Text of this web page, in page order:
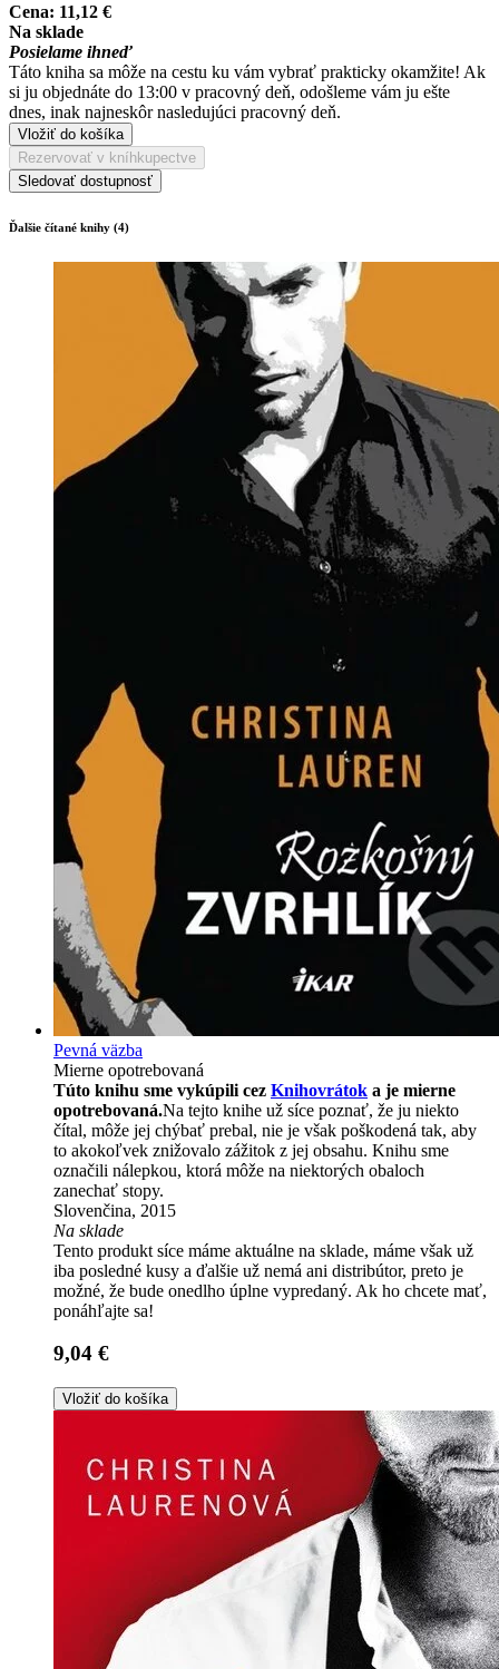
Cena: 11,12 €
Na sklade
Posielame ihneď
Táto kniha sa môže na cestu ku vám vybrať prakticky okamžite! Ak
si ju objednáte do 13:00 v pracovný deň, odošleme vám ju ešte
dnes, inak najneskôr nasledujúci pracovný deň.
Vložiť do košíka
Rezervovať v kníhkupectve
Sledovať dostupnosť
Ďalšie čítané knihy (4)
Pevná väzba
Mierne opotrebovaná
Túto knihu sme vykúpili cez Knihovrátok a je mierne
opotrebovaná.Na tejto knihe už síce poznať, že ju niekto
čítal, môže jej chýbať prebal, nie je však poškodená tak, aby
to akokoľvek znižovalo zážitok z jej obsahu. Knihu sme
označili nálepkou, ktorá môže na niektorých obaloch
zanechať stopy.
Slovenčina, 2015
Na sklade
Tento produkt síce máme aktuálne na sklade, máme však už
iba posledné kusy a ďalšie už nemá ani distribútor, preto je
možné, že bude onedlho úplne vypredaný. Ak ho chcete mať,
ponáhľajte sa!
9,04 €
Vložiť do košíka